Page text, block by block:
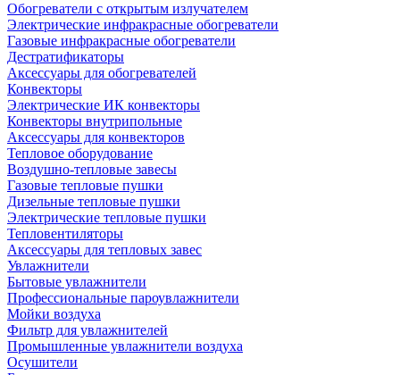
Обогреватели с открытым излучателем
Электрические инфракрасные обогреватели
Газовые инфракрасные обогреватели
Дестратификаторы
Аксессуары для обогревателей
Конвекторы
Электрические ИК конвекторы
Конвекторы внутрипольные
Аксессуары для конвекторов
Тепловое оборудование
Воздушно-тепловые завесы
Газовые тепловые пушки
Дизельные тепловые пушки
Электрические тепловые пушки
Тепловентиляторы
Аксессуары для тепловых завес
Увлажнители
Бытовые увлажнители
Профессиональные пароувлажнители
Мойки воздуха
Фильтр для увлажнителей
Промышленные увлажнители воздуха
Осушители